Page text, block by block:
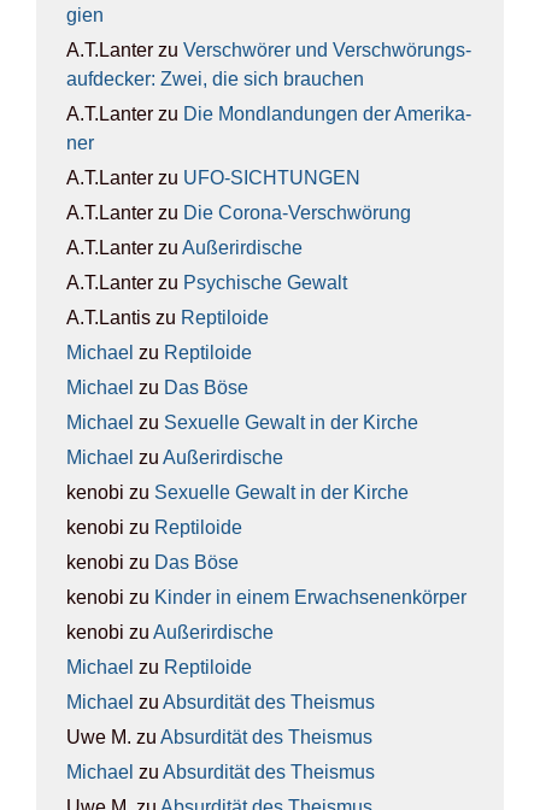
gien
A.T.Lanter zu Ver­schwö­rer und Ver­schwö­rungs­
auf­de­cker: Zwei, die sich brau­chen
A.T.Lanter zu Die Mond­lan­dun­gen der Ame­ri­ka­
ner
A.T.Lanter zu UFO-SICH­TUN­GEN
A.T.Lanter zu Die Coro­na-Ver­schwö­rung
A.T.Lanter zu Außer­ir­di­sche
A.T.Lanter zu Psy­chi­sche Gewalt
A.T.Lantis zu Rep­ti­lo­ide
Michael zu Rep­ti­lo­ide
Michael zu Das Böse
Michael zu Sexu­el­le Gewalt in der Kir­che
Michael zu Außer­ir­di­sche
kenobi zu Sexu­el­le Gewalt in der Kir­che
kenobi zu Rep­ti­lo­ide
kenobi zu Das Böse
kenobi zu Kin­der in einem Erwach­se­nen­kör­per
kenobi zu Außer­ir­di­sche
Michael zu Rep­ti­lo­ide
Michael zu Absur­di­tät des The­is­mus
Uwe M. zu Absur­di­tät des The­is­mus
Michael zu Absur­di­tät des The­is­mus